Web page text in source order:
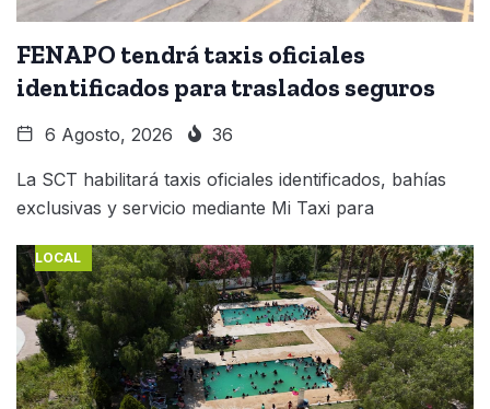
FENAPO tendrá taxis oficiales
identificados para traslados seguros
6 Agosto, 2026 36
La SCT habilitará taxis oficiales identificados, bahías
exclusivas y servicio mediante Mi Taxi para
LOCAL